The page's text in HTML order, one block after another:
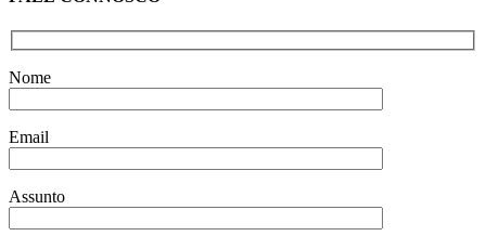
Nome
Email
Assunto